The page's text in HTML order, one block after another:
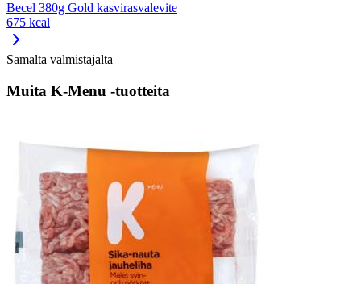
Becel 380g Gold kasvirasvalevite
675 kcal
Samalta valmistajalta
Muita K-Menu -tuotteita